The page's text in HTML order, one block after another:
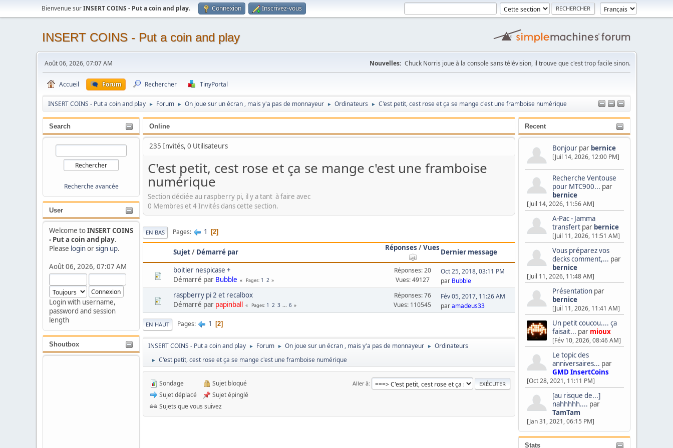
Bienvenue surINSERT COINS - Put a coin and play. Connexion Inscrivez-vous
INSERT COINS - Put a coin and play
Août 06, 2026, 07:07 AM Nouvelles: Chuck Norris joue à la console sans télévision, il trouve que c'est trop facile sinon.
Accueil Forum Rechercher TinyPortal
INSERT COINS - Put a coin and play ► Forum ► On joue sur un écran , mais y'a pas de monnayeur ► Ordinateurs ► C'est petit, cest rose et ça se mange c'est une framboise numérique
Search
Recherche avancée
User
Welcome toINSERT COINS
- Put a coin and play.
Please loginorsign up.
Août 06, 2026, 07:07 AM
Login with username,
password and session
length
Shoutbox
Recent
Bonjour par bernice
[Juil 14, 2026, 12:00 PM]
Recherche Ventouse
pour MTC900... par
bernice
[Juil 14, 2026, 11:56 AM]
A-Pac - Jamma
transfert par bernice
[Juil 11, 2026, 11:51 AM]
Vous préparez vos
decks comment,... par
bernice
[Juil 11, 2026, 11:48 AM]
Présentation par
bernice
[Juil 11, 2026, 11:41 AM]
Un petit coucou.... ça
faisait... par mioux
[Fév 10, 2026, 08:46 AM]
Le topic des
anniversaires... par
GMD InsertCoins
[Oct 28, 2021, 11:11 PM]
[au risque de...]
nahhhhh.... par
TamTam
[Jan 31, 2021, 06:15 PM]
Stats
Online
235 Invités, 0 Utilisateurs
C'est petit, cest rose et ça se mange c'est une framboise
numérique
Section dédiée au raspberry pi, il y a tant à faire avec
0 Membres et 4 Invités dans cette section.
EN BAS Pages 1 2
Sujet/ Démarré par
Réponses /Vues
Dernier message
boitier nespicase +
Démarré par Bubble Pages 1 2
Réponses: 20
Vues: 49127
Oct 25, 2018, 03:11 PM
par Bubble
raspberry pi 2 et recalbox
Démarré par papinball Pages 1 2 3 ... 6
Réponses: 76
Vues: 110545
Fév 05, 2017, 11:26 AM
paramadeus33
EN HAUT Pages 1 2
INSERT COINS - Put a coin and play ► Forum ► On joue sur un écran , mais y'a pas de monnayeur ► Ordinateurs
► C'est petit, cest rose et ça se mange c'est une framboise numérique
Aller à
Sondage
Sujet déplacé
Sujet bloqué
Sujet épinglé
Sujets que vous suivez